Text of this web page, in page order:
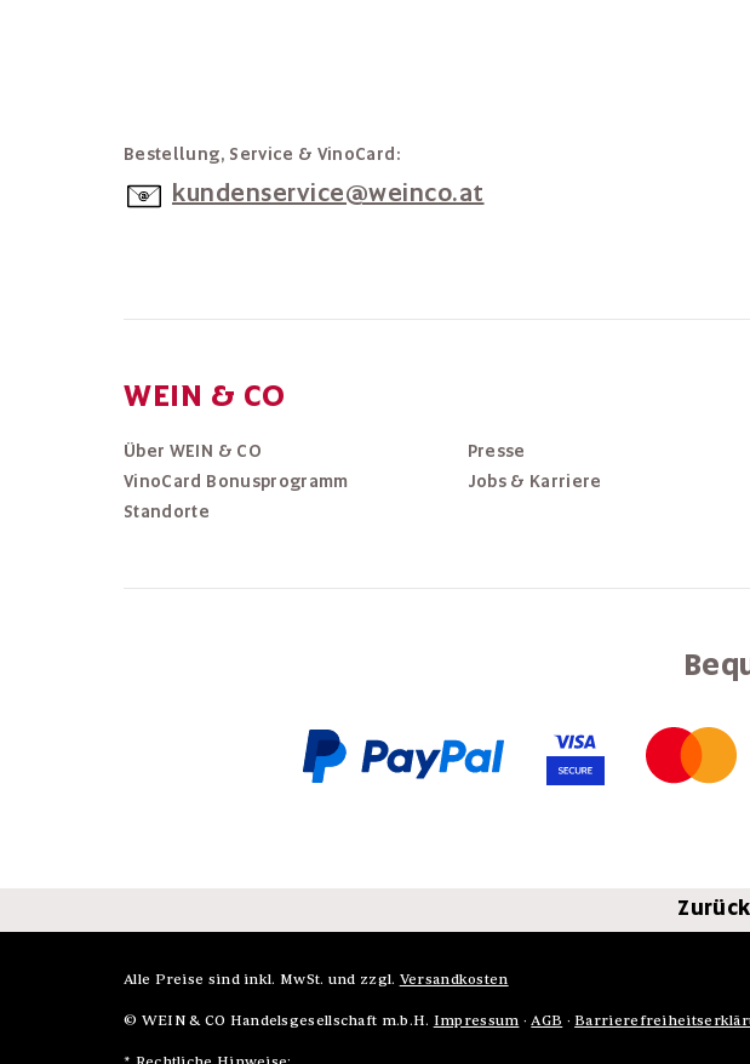
Bestellung, Service & VinoCard:
kundenservice@weinco.at
WEIN & CO
Über WEIN & CO
VinoCard Bonusprogramm
Standorte
Presse
Jobs & Karriere
Alle Preise sind inkl. MwSt. und zzgl. Versandkosten
© WEIN & CO Handelsgesellschaft m.b.H. Impressum · AGB ·